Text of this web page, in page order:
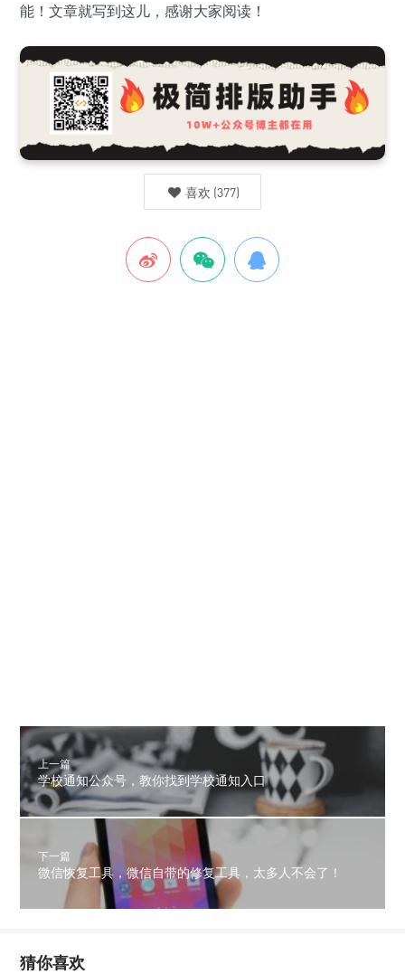
能！文章就写到这儿，感谢大家阅读！
喜欢 (377)
上一篇
学校通知公众号，教你找到学校通知入口
下一篇
微信恢复工具，微信自带的修复工具，太多人不会了！
猜你喜欢